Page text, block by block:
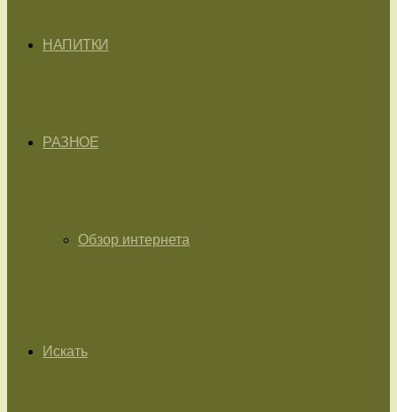
НАПИТКИ
РАЗНОЕ
Обзор интернета
Искать